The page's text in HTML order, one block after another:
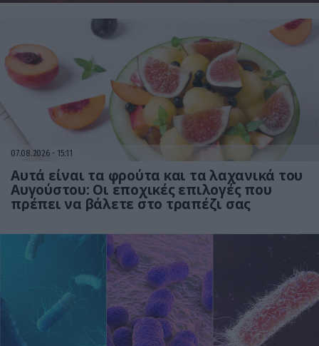
07.08.2026 15:11
Αυτά είναι τα φρούτα και τα λαχανικά του
Αυγούστου: Οι εποχικές επιλογές που
πρέπει να βάλετε στο τραπέζι σας